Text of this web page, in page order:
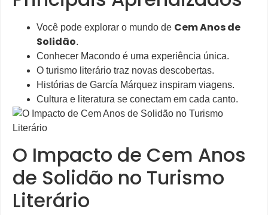
Você pode explorar o mundo de Cem Anos de
Solidão.
Conhecer Macondo é uma experiência única.
O turismo literário traz novas descobertas.
Histórias de García Márquez inspiram viagens.
Cultura e literatura se conectam em cada canto.
O Impacto de Cem Anos
de Solidão no Turismo
Literário